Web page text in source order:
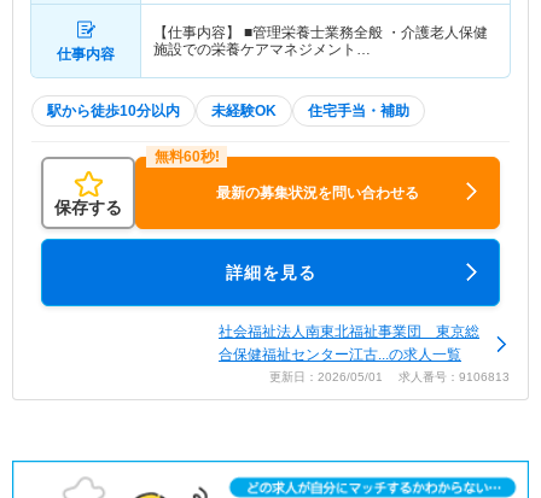
仕事内容
【仕事内容】 ■管理栄養士業務全般 ・介護老人保健
施設での栄養ケアマネジメント…
駅から徒歩10分以内 未経験OK 住宅手当・補助
保存する
最新の募集状況を問い合わせる
詳細を見る
社会福祉法人南東北福祉事業団 東京総
合保健福祉センター江古...の求人一覧
更新日：2026/05/01 求人番号：9106813